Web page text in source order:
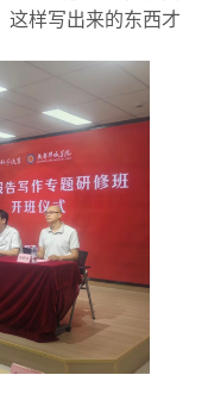
这样写出来的东西才